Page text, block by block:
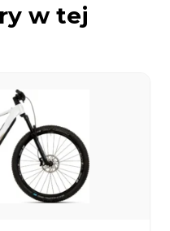
w tej